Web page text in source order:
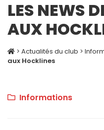
LES NEWS
AUX
> Actualités du club >
aux Hocklines
Informations